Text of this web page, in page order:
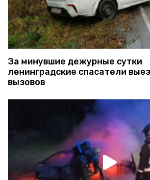
За минувшие дежурные сутки
ленинградские спасатели
вызовов